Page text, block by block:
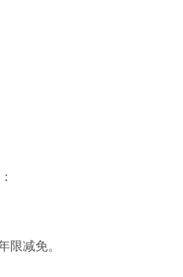
限减免。